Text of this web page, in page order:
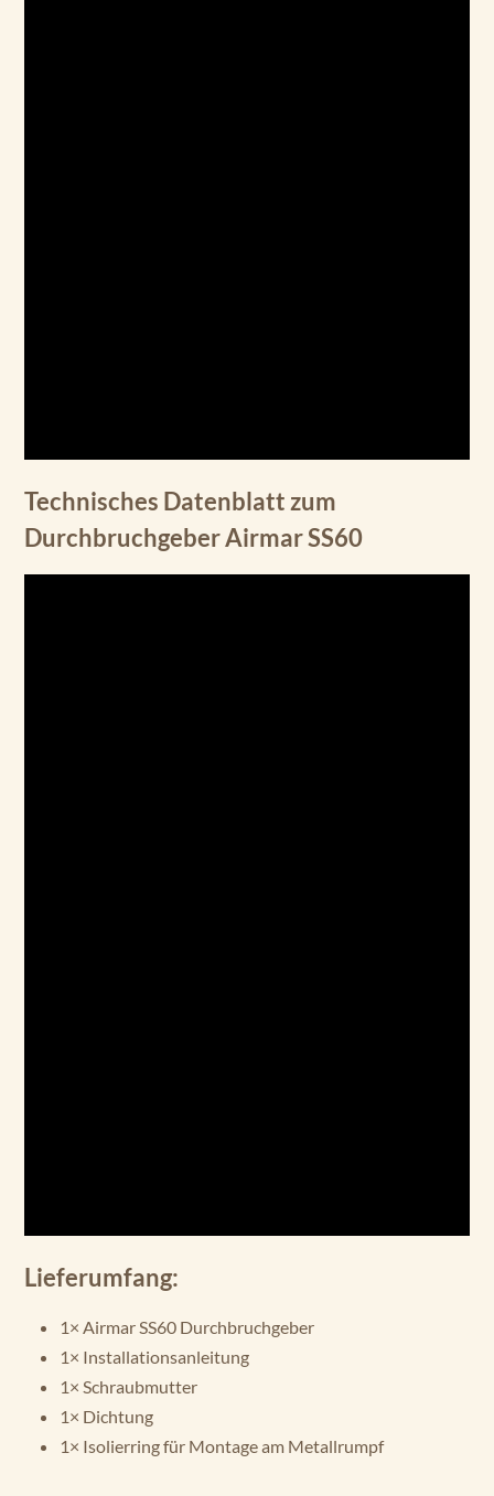
Technisches Datenblatt zum
Durchbruchgeber Airmar SS60
Lieferumfang:
1× Airmar SS60 Durchbruchgeber
1× Installationsanleitung
1× Schraubmutter
1× Dichtung
1× Isolierring für Montage am Metallrumpf